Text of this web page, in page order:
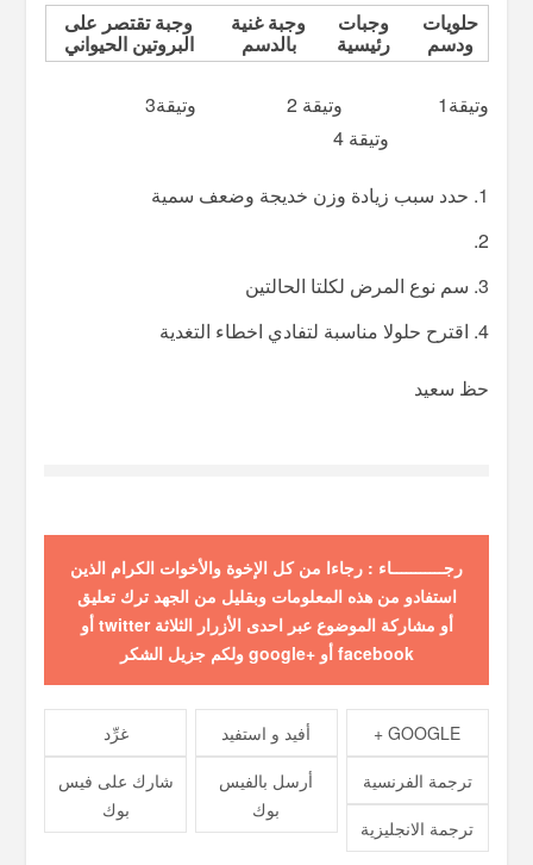
حلويات
ودسم
وجبات
رئيسية
وجبة غنية
بالدسم
وجبة تقتصر على
البروتين الحيواني
وتيقة1 وتيقة 2 وتيقة3
وتيقة4
حدد سبب زيادة وزن خديجة وضعف سمية
سم نوع المرض لكلتا الحالتين
اقترح حلولا مناسبة لتفادي اخطاء التغدية
حظ سعيد
رجـــــــــــاء : رجاءا من كل الإخوة والأخوات الكرام الذين
استفادو من هذه المعلومات وبقليل من الجهد ترك تعليق
أو مشاركة الموضوع عبر احدى الأزرار الثلاثة twitter أو
facebook أو +google ولكم جزيل الشكر
غرِّد أفيد و استفيد
GOOGLE +
شارك على فيس
بوك
أرسل بالفيس
بوك
ترجمة الفرنسية
ترجمة الانجليزية